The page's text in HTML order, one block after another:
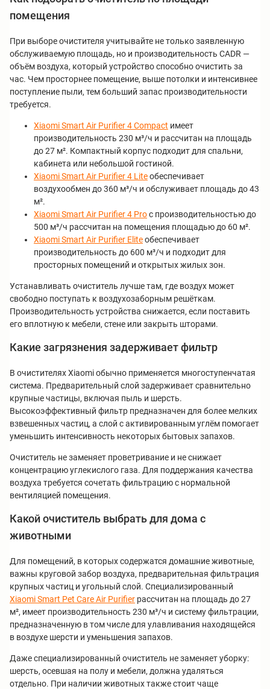
помещения
При выборе очистителя учитывайте не только заявленную
обслуживаемую площадь, но и производительность CADR —
объём воздуха, который устройство способно очистить за
час. Чем просторнее помещение, выше потолки и интенсивнее
поступление пыли, тем больший запас производительности
требуется.
Xiaomi Smart Air Purifier 4 Compact имеет
производительность 230 м³/ч и рассчитан на площадь
до 27 м². Компактный корпус подходит для спальни,
кабинета или небольшой гостиной.
Xiaomi Smart Air Purifier 4 Liteобеспечивает
воздухообмен до 360 м³/ч и обслуживает площадь до 43
м².
Xiaomi Smart Air Purifier 4 Proс производительностью до
500 м³/ч рассчитан на помещения площадью до 60 м².
Xiaomi Smart Air Purifier Eliteобеспечивает
производительность до 600 м³/ч и подходит для
просторных помещений и открытых жилых зон.
Устанавливать очиститель лучше там, где воздух может
свободно поступать к воздухозаборным решёткам.
Производительность устройства снижается, если поставить
его вплотную к мебели, стене или закрыть шторами.
Какие загрязнения задерживает фильтр
В очистителях Xiaomi обычно применяется многоступенчатая
система. Предварительный слой задерживает сравнительно
крупные частицы, включая пыль и шерсть.
Высокоэффективный фильтр предназначен для более мелких
взвешенных частиц, а слой с активированным углём помогает
уменьшить интенсивность некоторых бытовых запахов.
Очиститель не заменяет проветривание и не снижает
концентрацию углекислого газа. Для поддержания качества
воздуха требуется сочетать фильтрацию с нормальной
вентиляцией помещения.
Какой очиститель выбрать для дома с
животными
Для помещений, в которых содержатся домашние животные,
важны круговой забор воздуха, предварительная фильтрация
крупных частиц и угольный слой. Специализированный
Xiaomi Smart Pet Care Air Purifier рассчитан на площадь до 27
м², имеет производительность 230 м³/ч и систему фильтрации,
предназначенную в том числе для улавливания находящейся
в воздухе шерсти и уменьшения запахов.
Даже специализированный очиститель не заменяет уборку:
шерсть, осевшая на полу и мебели, должна удаляться
отдельно. При наличии животных также стоит чаще